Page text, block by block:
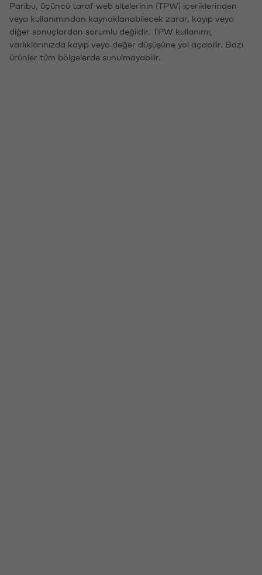
Paribu, üçüncü taraf web sitelerinin (TPW) içeriklerinden
veya kullanımından kaynaklanabilecek zarar, kayıp veya
diğer sonuçlardan sorumlu değildir. TPW kullanımı,
varlıklarınızda kayıp veya değer düşüşüne yol açabilir. Bazı
ürünler tüm bölgelerde sunulmayabilir.